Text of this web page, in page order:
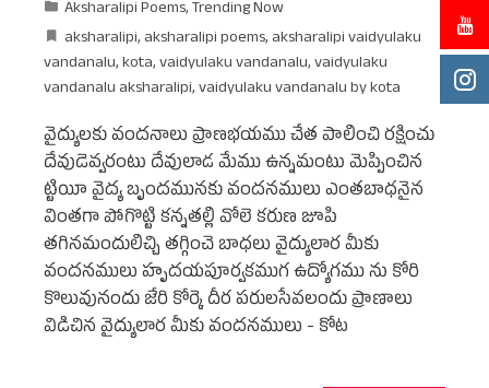
Aksharalipi Poems,Trending Now
aksharalipi, aksharalipi poems, aksharalipi vaidyulaku
vandanalu,kota,vaidyulaku vandanalu,vaidyulaku
vandanalu aksharalipi,vaidyulaku vandanalu by kota
వైద్యులకు వందనాలు ప్రాణభయము చేత పాలించి రక్షించు
దేవుడెవ్వరంటు దేవులాడ మేము ఉన్నమంటు మెప్పించిన
ట్టియీ వైద్య బృందమునకు వందనములు ఎంతబాధనైన
వింతగా పోగొట్టి కన్నతల్లి వోలె కరుణ జూపి
తగినమందులిచ్చి తగ్గించె బాధలు వైద్యులార మీకు
వందనములు హృదయపూర్వకముగ ఉద్యోగము ను కోరి
కొలువునందు జేరి కోర్కె దీర పరులసేవలందు ప్రాణాలు
విడిచిన వైద్యులార మీకు వందనములు - కోట